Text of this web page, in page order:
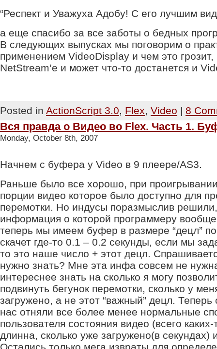
“Респект и Уважуха Адобу! С его лучшим
а еще спасибо за все заботы о бедных
В следующих выпусках мы поговорим о
применением VideoDisplay и чем это грозит,
NetStream’e и может что-то достанется и
Posted in ActionScript 3.0, Flex, Video | 8
Вся правда о Видео во Flex. Часть 1.
Monday, October 8th, 2007
Начнем с буфера у Video в 9 плеере/AS3.
Раньше было все хорошо, при
порции видео которое было доступно для
перемотки. Но индусы поразмыслив
информация о которой программеру
теперь мы имеем буфер в размере “децл”
скачет где-то 0.1 – 0.2 секунды, если мы
то это наше число + этот децл.
нужно знать? Мне эта инфа совсем не
интереснее знать на сколько я могу
подвинуть бегунок перемотки, сколько у
загружено, а не этот “важный” децл. Теперь
нас отняли все более менее нормальные
пользователя состояния видео (всего каких-
длинна, сколько уже загружено(в секундах)